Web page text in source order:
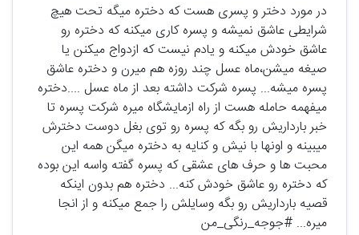
در مورد دختر و پسری هست که دختره میگه تحت هیچ
شرایطی عاشق نمیشه و پسره کاری میکنه که دختره رو
عاشق خودش میکنه و یادم نیست که ازدواج میکنن یا
صیغه میشن،ماه عسل چند روزه هم میرن و دختره عاشق
پسره میشه... پسره شرکت داشته بعد از ماه عسل ....دختره
میفهمه حامله هست از راه ازمایشگاه میره شرکت پسره تا
خبر بارداریش رو بگه که پسره رو توی بغل دوست دخترش
میبینه و اونها با نیش و کنایه به دختره میگن همه این
محبت ها و حرف های عشقی که پسره گفته واسه این بوده
که دختره رو عاشق خودش کنه... دختره هم بدون اینکه
قصیه بارداریش رو بگه وسایلش را جمع میکنه و از انجا
میره... #جوجه_رنگی_من